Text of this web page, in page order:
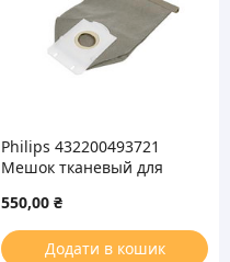
Philips 432200493721
Мешок тканевый для
550,00 ₴
Додати в кошик